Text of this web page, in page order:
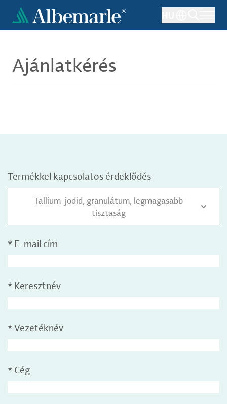
Ugrás
tartalomra
Ajánlatkérés
Termékkel kapcsolatos érdeklődés
Tallium-jodid, granulátum, legmagasabb
tisztaság
* E-mail cím
* Keresztnév
* Vezetéknév
* Cég